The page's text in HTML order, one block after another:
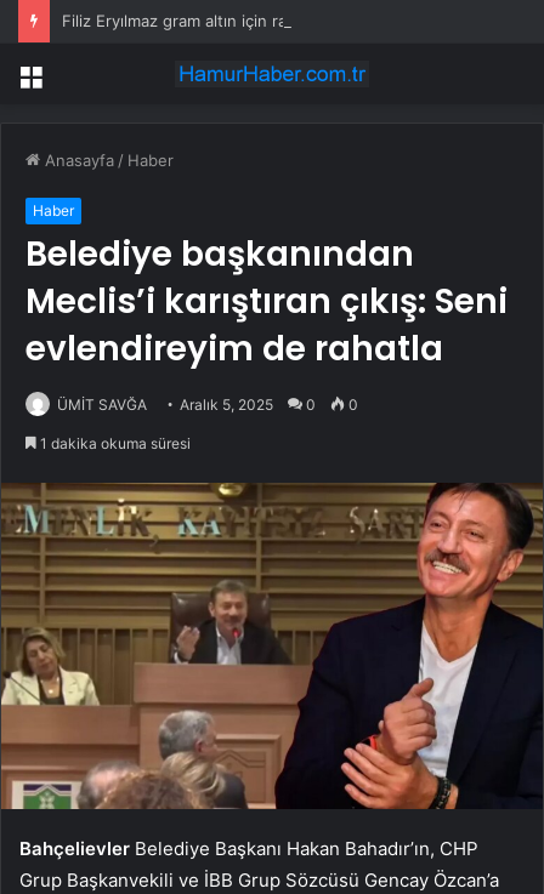
Menü
Anasayfa / Haber
Haber
Belediye başkanından
Meclis’i karıştıran çıkış: Seni
evlendireyim de rahatla
ÜMİT SAVĞA Aralık 5, 2025 0 0
1 dakika okuma süresi
Bahçelievler Belediye Başkanı Hakan Bahadır’ın, CHP
Grup Başkanvekili ve İBB Grup Sözcüsü Gencay Özcan’a